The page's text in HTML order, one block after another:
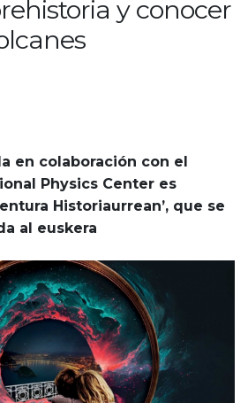
y conocer
en colaboración con el
Physics Center es
Historiaurrean’, que se
al euskera